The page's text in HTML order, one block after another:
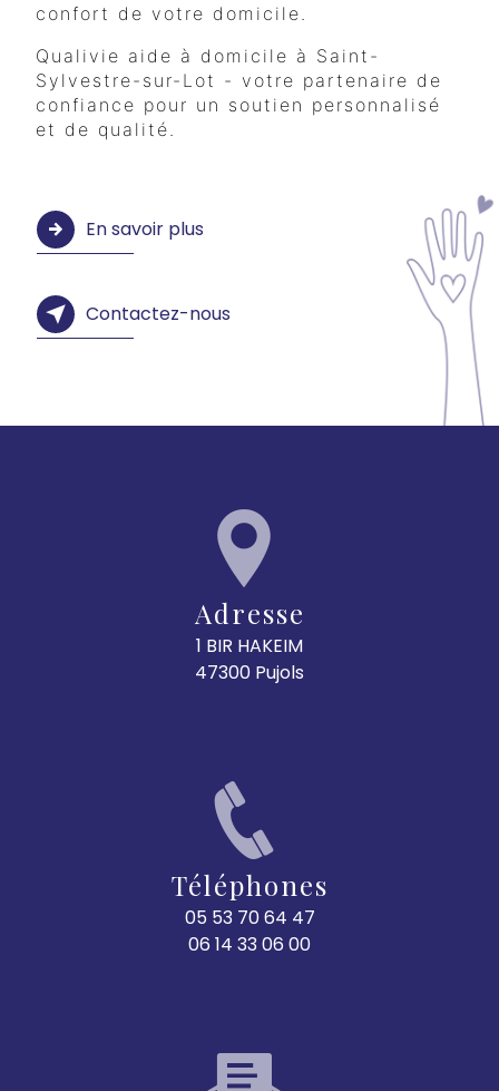
confort de votre domicile.
Qualivie aide à domicile à Saint-
Sylvestre-sur-Lot - votre partenaire de
confiance pour un soutien personnalisé
et de qualité.
En savoir plus
Contactez-nous
Adresse
1 BIR HAKEIM
47300 Pujols
Téléphones
05 53 70 64 47
06 14 33 06 00